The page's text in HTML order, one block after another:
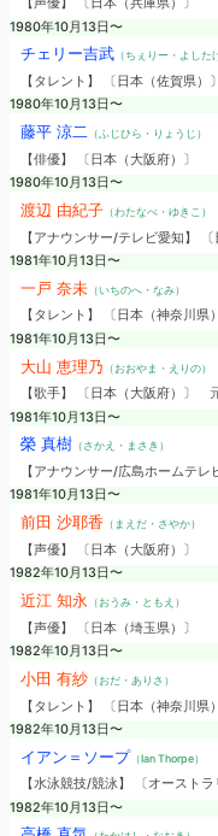
【声優】 〔日本（兵庫県）〕
1980年10月13日〜
チェリー吉武（ちぇりー・よした
【タレント】 〔日本（佐賀県）〕
1980年10月13日〜
藤平 涼二 （ふじひら・りょうじ）
【俳優】 〔日本（大阪府）〕
1980年10月13日〜
渡辺 由紀子（わたなべ・ゆきこ）
【アナウンサー/テレビ愛知】 〔
1981年10月13日〜
一戸 奈未（いちのへ・なみ）
【タレント】 〔日本（神奈川県
1981年10月13日〜
大山 恵理乃 （おおやま・えりの）
【歌手】 〔日本（大阪府）〕
1981年10月13日〜
榮 真樹（さかえ・まさき）
【アナウンサー/広島ホームテレ
1981年10月13日〜
前田 沙耶香 （まえだ・さやか）
【声優】 〔日本（大阪府）〕
1982年10月13日〜
近江 知永 （おうみ・ともえ）
【声優】 〔日本（埼玉県）〕
1982年10月13日〜
小田 有紗（おだ・ありさ）
【タレント】 〔日本（神奈川県
1982年10月13日〜
イアン＝ソープ （Ian Thorpe）
【水泳競技/競泳】 〔オーストラ
1982年10月13日〜